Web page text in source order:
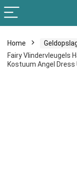
Home
Fairy Vlindervleugels
Kostuum Angel Dress